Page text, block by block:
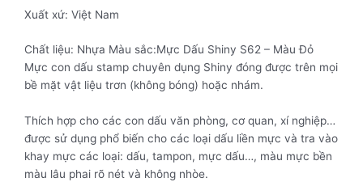
Xuất xứ: Việt Nam
Chất liệu: Nhựa Màu sắc:Mực Dấu Shiny S62 – Màu Đỏ
Mực con dấu stamp chuyên dụng Shiny đóng được trên mọi
bề mặt vật liệu trơn (không bóng) hoặc nhám.
Thích hợp cho các con dấu văn phòng, cơ quan, xí nghiệp…
được sử dụng phổ biến cho các loại dấu liền mực và tra vào
khay mực các loại: dấu, tampon, mực dấu…, màu mực bền
màu lâu phai rõ nét và không nhòe.